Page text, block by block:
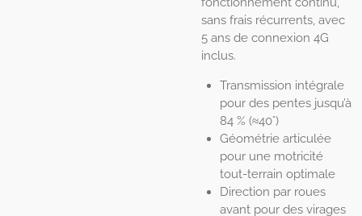
sans frais récurrents, avec
5 ans de connexion 4G
inclus.
Transmission intégrale
pour des pentes jusqu’à
84 % (≈40°)
Géométrie articulée
pour une motricité
tout-terrain optimale
Direction par roues
avant pour des virages